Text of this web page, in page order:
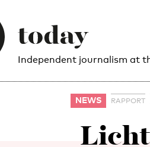
Independent journalism at
NEWS RAPPORT